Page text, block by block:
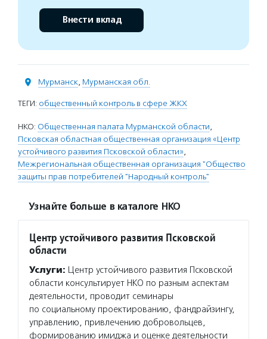
Внести вклад
Мурманск, Мурманская обл.
ТЕГИ: общественный контроль в сфере ЖКХ
НКО: Общественная палата Мурманской области,
Псковская областная общественная организация «Центр
устойчивого развития Псковской области»,
Межрегиональная общественная организация "Общество
защиты прав потребителей "Народный контроль"
Узнайте больше в каталоге НКО
Центр устойчивого развития Псковской
области
Услуги: Центр устойчивого развития Псковской
области консультирует НКО по разным аспектам
деятельности, проводит семинары
по социальному проектированию, фандрайзингу,
управлению, привлечению добровольцев,
формированию имиджа и оценке деятельности